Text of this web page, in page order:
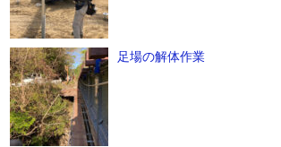
足場の解体作業